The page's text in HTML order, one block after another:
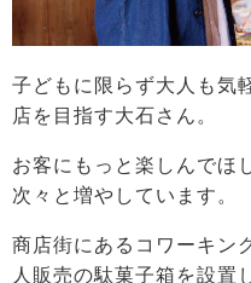
子どもに限らず大人も気
店を目指す大石さん。
お客にもっと楽しんでほ
次々と増やしています。
商店街にあるコワーキン
人販売の駄菓子箱を設置